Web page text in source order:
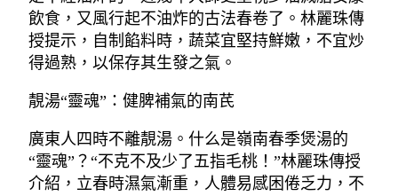
飲食，又風行起不油炸的古法春卷了。林麗珠傳
授提示，自制餡料時，蔬菜宜堅持鮮嫩，不宜炒
得過熟，以保存其生發之氣。
靚湯“靈魂”：健脾補氣的南芪
廣東人四時不離靚湯。什么是嶺南春季煲湯的
“靈魂”？“不克不及少了五指毛桃！”林麗珠傳授
介紹，立春時濕氣漸重，人體易感困倦乏力，不